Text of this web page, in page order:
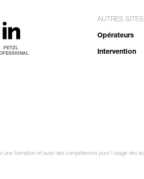
AUTRES
Opérateurs
Intervention
formation et avoir des compétences pour l’usage des